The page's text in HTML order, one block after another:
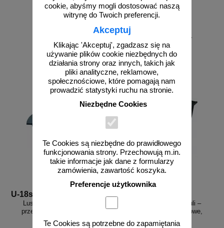
cookie, abyśmy mogli dostosować naszą
witrynę do Twoich preferencji.
Akceptuj
Klikając 'Akceptuj', zgadzasz się na
używanie plików cookie niezbędnych do
działania strony oraz innych, takich jak
pliki analityczne, reklamowe,
społecznościowe, które pomagają nam
prowadzić statystyki ruchu na stronie.
Niezbędne Cookies
Te Cookies są niezbędne do prawidłowego
funkcjonowania strony. Przechowują m.in.
takie informacje jak dane z formularzy
zamówienia, zawartość koszyka.
Preferencje użytkownika
Te Cookies są potrzebne do zapamiętania
32,50 zł netto
do koszyka
od 259,90 zł
211,30 zł netto
do koszyka
U-18s D1/4
Lustro sferyczne 1/4 kuli –
przemysłowe magazynowe,
akrylowe
Lustro sferyczne 1/8 kuli –
przemysłowe magazynowe,
akrylowe